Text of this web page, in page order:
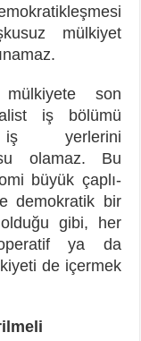
mülkiyet
son
iş bölümü
iş yerlerini
olamaz. Bu
büyük çaplı-
demokratik bir
gibi, her
ya da
de içermek